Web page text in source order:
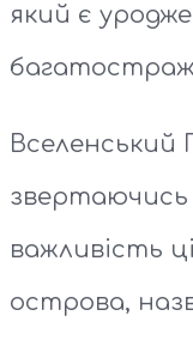
який є
Вселенський
звертаючись
важливість
острова,